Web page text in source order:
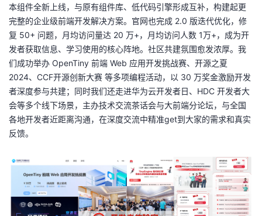
本组件全新上线，与原有组件库、低代码引擎形成互补，构建起更
完整的企业级前端开发解决方案。官网也完成 2.0 版迭代优化，修
复 50+ 问题，月均访问量达 20 万+，月均访问人数 1万+，成为开
发者获取信息、学习使用的核心阵地。社区共建氛围愈发浓厚。我
们成功举办 OpenTiny 前端 Web 应用开发挑战赛、开源之夏
2024、CCF开源创新大赛 等多项编程活动，以 30 万奖金激励开发
者深度参与共建；同时我们还走进华为云开发者日、HDC 开发者大
会等多个线下场景，主办技术交流茶话会与大前端分论坛，与全国
各地开发者近距离沟通，在深度交流中精准get到大家的需求和真实
反馈。